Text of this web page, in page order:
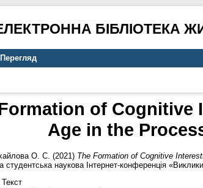
БІБЛІОТЕКА
Перегляд
of Cognitive
Age in the
О. С. (2021) The Formation of Cognitive
студентська наукова Інтернет-конференція
Текст